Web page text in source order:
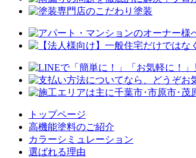
トップページ
⾼機能塗料のご紹介
カラーシミュレーション
選ばれる理由